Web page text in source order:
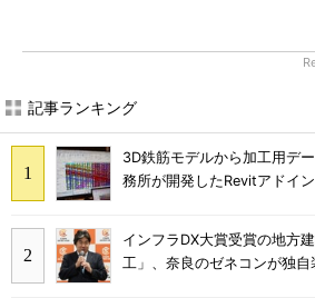
記事ランキング
3D鉄筋モデルから加工用デ
務所が開発したRevitアドイン
インフラDX大賞受賞の地方
工」、奈良のゼネコンが独